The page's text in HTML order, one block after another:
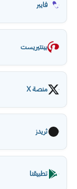
فايبر
بينتيريست
منصة X
ثريدز
تطبيقنا